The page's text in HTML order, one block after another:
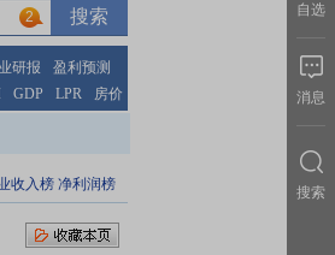
2
研报
盈利预测
GDP LPR 房价
收入榜 净利润榜
自选
消息
搜索